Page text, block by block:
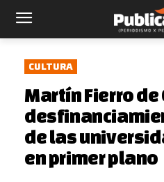
CULTURA
Martín Fierro de
de las
en primer plano